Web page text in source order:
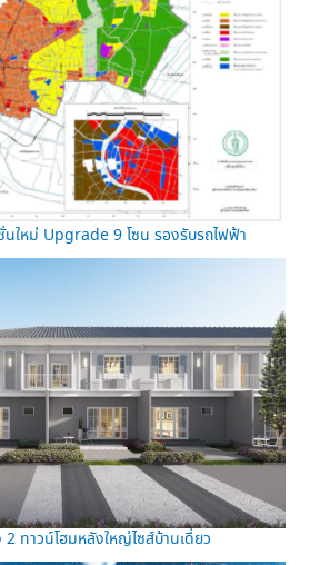
นใหม่ Upgrade 9 โซน รองรับรถไฟฟ้า
ทาวน์โฮมหลังใหญ่ไซส์บ้านเดี่ยว